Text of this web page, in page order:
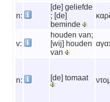
n:
[de] geliefde
; [de]
beminde
v:
houden van;
[wij] houden
van
n: [de] tomaat